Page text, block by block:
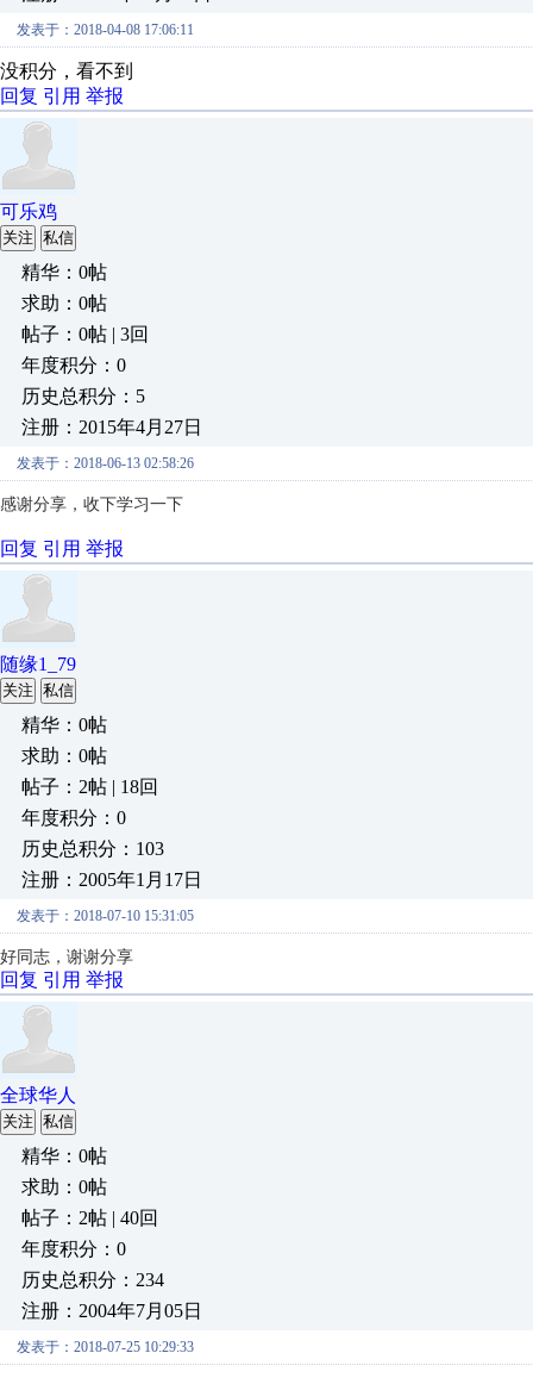
发表于：2018-04-08 17:06:11
没积分，看不到
回复 引用 举报
可乐鸡
关注 私信
精华：0帖
求助：0帖
帖子：0帖 | 3回
年度积分：0
历史总积分：5
注册：2015年4月27日
发表于：2018-06-13 02:58:26
感谢分享，收下学习一下
回复 引用 举报
随缘1_79
关注 私信
精华：0帖
求助：0帖
帖子：2帖 | 18回
年度积分：0
历史总积分：103
注册：2005年1月17日
发表于：2018-07-10 15:31:05
好同志，谢谢分享
回复 引用 举报
全球华人
关注 私信
精华：0帖
求助：0帖
帖子：2帖 | 40回
年度积分：0
历史总积分：234
注册：2004年7月05日
发表于：2018-07-25 10:29:33